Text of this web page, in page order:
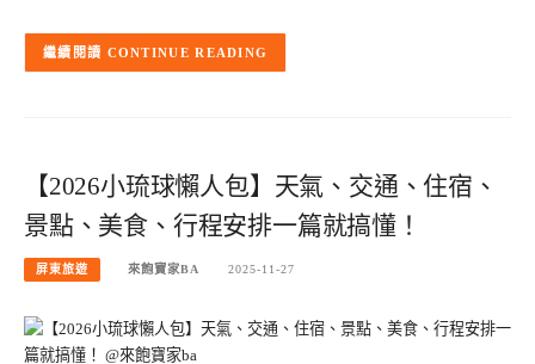
CONTINUE READING
【2026小琉球懶人包】天氣、交通、住宿、
景點、美食、行程安排一篇就搞懂！
屏東旅遊 來飽寶家BA 2025-11-27